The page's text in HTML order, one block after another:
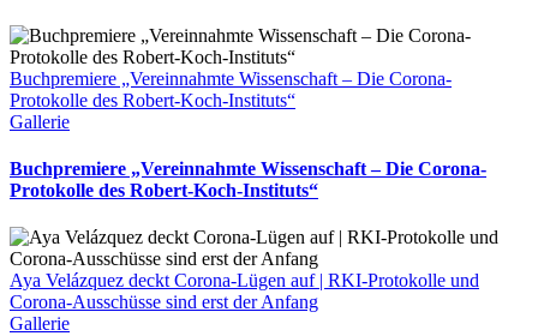
Buchpremiere „Vereinnahmte Wissenschaft – Die Corona-
Protokolle des Robert-Koch-Instituts“
Gallerie
Buchpremiere „Vereinnahmte Wissenschaft – Die Corona-
Protokolle des Robert-Koch-Instituts“
Aya Velázquez deckt Corona-Lügen auf | RKI-Protokolle und
Corona-Ausschüsse sind erst der Anfang
Gallerie